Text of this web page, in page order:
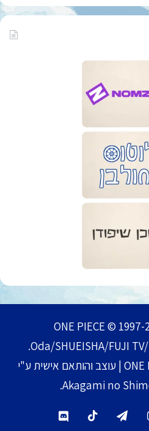
ONE PIECE ©
Oda/SHUEISHA/FUJI
ONE PIECE Nakama © 2026 | עוצב והותאם אישית ע"י
Instagram
Telegram
TikTok
Discord